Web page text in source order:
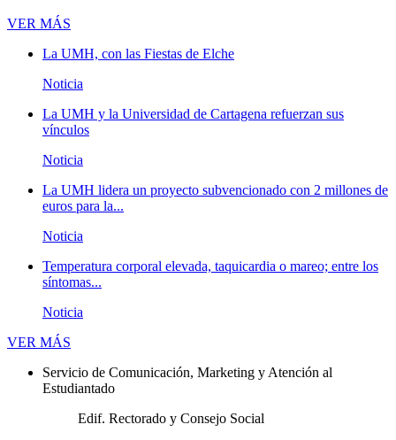
VER MÁS
La UMH, con las Fiestas de Elche
Noticia
La UMH y la Universidad de Cartagena refuerzan sus
vínculos
Noticia
La UMH lidera un proyecto subvencionado con 2 millones de
euros para la...
Noticia
Temperatura corporal elevada, taquicardia o mareo; entre los
síntomas...
Noticia
VER MÁS
Servicio de Comunicación, Marketing y Atención al
Estudiantado
Edif. Rectorado y Consejo Social